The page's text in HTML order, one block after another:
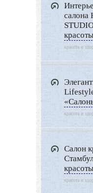
LIMITED
Видео
Дизайн
Другие
салона
красота и
красота и
Салон
красота и